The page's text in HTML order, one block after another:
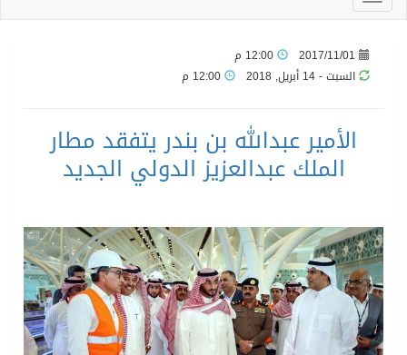
2017/11/01
السبت - 14 أبريل, 2018
الأمير عبدالله بن بندر يتفقد مطار
الملك عبدالعزيز الدولي الجديد